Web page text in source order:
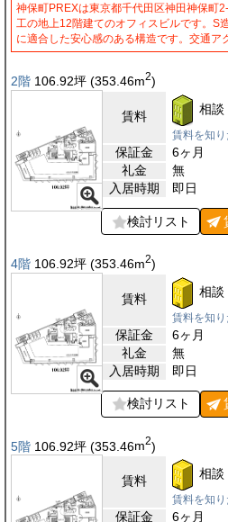
神保町PREXは東京都千代田区神田神保町
工の地上12階建てのオフィスビルです。S
に適合した安心感のある構造です。交通
2階 106.92坪 (353.46m2)
賃料 相談
賃料を知
保証金
6ヶ月
礼金
無
入居時期
即日
検討リスト
4階 106.92坪 (353.46m2)
賃料 相談
賃料を知
保証金
6ヶ月
礼金
無
入居時期
即日
検討リスト
5階 106.92坪 (353.46m2)
賃料 相談
賃料を知
保証金 6ヶ月